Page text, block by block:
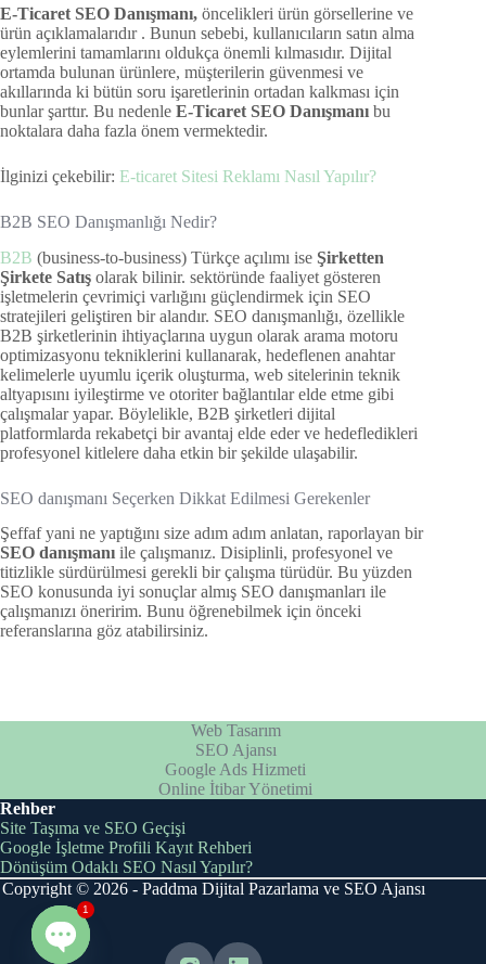
E-Ticaret SEO Danışmanı, öncelikleri ürün görsellerine ve
ürün açıklamalarıdır . Bunun sebebi, kullanıcıların satın alma
eylemlerini tamamlarını oldukça önemli kılmasıdır. Dijital
ortamda bulunan ürünlere, müşterilerin güvenmesi ve
akıllarında ki bütün soru işaretlerinin ortadan kalkması için
bunlar şarttır. Bu nedenle E-Ticaret SEO Danışmanı bu
noktalara daha fazla önem vermektedir.
İlginizi çekebilir: E-ticaret Sitesi Reklamı Nasıl Yapılır?
B2B SEO Danışmanlığı Nedir?
B2B (business-to-business) Türkçe açılımı ise Şirketten
Şirkete Satış olarak bilinir. sektöründe faaliyet gösteren
işletmelerin çevrimiçi varlığını güçlendirmek için SEO
stratejileri geliştiren bir alandır. SEO danışmanlığı, özellikle
B2B şirketlerinin ihtiyaçlarına uygun olarak arama motoru
optimizasyonu tekniklerini kullanarak, hedeflenen anahtar
kelimelerle uyumlu içerik oluşturma, web sitelerinin teknik
altyapısını iyileştirme ve otoriter bağlantılar elde etme gibi
çalışmalar yapar. Böylelikle, B2B şirketleri dijital
platformlarda rekabetçi bir avantaj elde eder ve hedefledikleri
profesyonel kitlelere daha etkin bir şekilde ulaşabilir.
SEO danışmanı Seçerken Dikkat Edilmesi Gerekenler
Şeffaf yani ne yaptığını size adım adım anlatan, raporlayan bir
SEO danışmanı ile çalışmanız. Disiplinli, profesyonel ve
titizlikle sürdürülmesi gerekli bir çalışma türüdür. Bu yüzden
SEO konusunda iyi sonuçlar almış SEO danışmanları ile
çalışmanızı öneririm. Bunu öğrenebilmek için önceki
referanslarına göz atabilirsiniz.
Web Tasarım
SEO Ajansı
Google Ads Hizmeti
Online İtibar Yönetimi
Rehber
Site Taşıma ve SEO Geçişi
Google İşletme Profili Kayıt Rehberi
Dönüşüm Odaklı SEO Nasıl Yapılır?
Copyright © 2026 - Paddma Dijital Pazarlama ve SEO Ajansı
1